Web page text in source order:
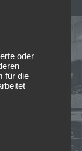
oder
für die